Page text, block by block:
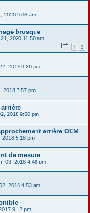
2020 9:06 am
brusque
2020 11:50 am
1 2
2019 8:28 pm
2018 7:57 pm
arrière
2018 9:50 pm
arrière OEM
2018 5:18 pm
de mesure
03, 2018 4:48 pm
2018 4:53 am
9:12 pm